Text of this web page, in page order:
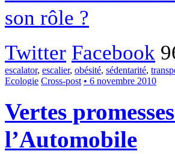
son rôle ?
Twitter Facebook
escalator, escalier, obésité, sédentarité,
Ecologie Cross-post • 6 novembre 2010
Vertes
l’Automobile